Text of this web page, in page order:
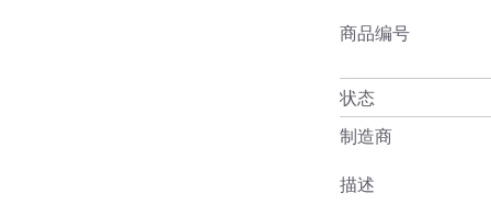
商品编号
状态
制造商
描述